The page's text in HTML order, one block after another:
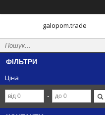
galopom.trade
ФІЛЬТРИ
Ціна